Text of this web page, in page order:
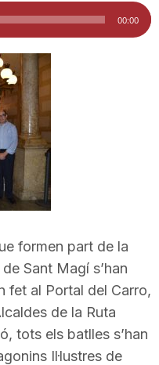
00:00
formen part de la
Sant Magí s’han
fet al Portal del Carro,
de la Ruta
tots els batlles s’han
Il·lustres de